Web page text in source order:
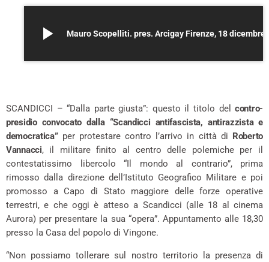
play_arrow
SCANDICCI – “Dalla parte giusta”: questo il titolo delcontro-
presidio convocato dalla “Scandicci antifascista, antirazzista e
democratica”per protestare contro l’arrivo in città di Roberto
Vannacci, il militare finito al centro delle polemiche per il
contestatissimo libercolo “Il mondo al contrario”, prima
rimosso dalla direzione dell’Istituto Geografico Militare e poi
promosso a Capo di Stato maggiore delle forze operative
terrestri, e che oggi è atteso a Scandicci (alle 18 al cinema
Aurora) per presentare la sua “opera”. Appuntamento alle 18,30
presso la Casa del popolo di Vingone.
“Non possiamo tollerare sul nostro territorio la presenza di